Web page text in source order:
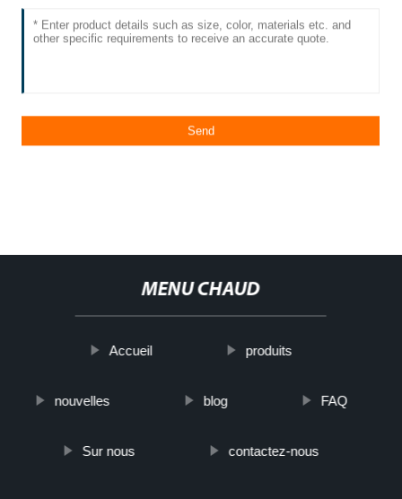
MENU CHAUD
Accueil produits
nouvelles blog FAQ
Sur nous contactez-nous